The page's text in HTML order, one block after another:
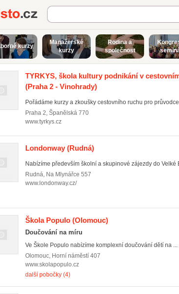
Najisto.cz
kurzy
Manažerské
kurzy
Rodina a
společnost
TYRKYS, škola kultury podnikání v
(Praha 2 - Vinohrady)
Pořádáme kurzy a zkoušky cestovního ruchu pro
Praha 2, Španělská 770
www.tyrkys.cz
Londonway (Rudná)
Nabízíme především školní a skupinové zájezdy do Velké
Rudná, Na Mlynářce 557
www.londonway.cz/
Škola Populo (Olomouc)
Doučování na míru
Ve Škole Populo nabízíme komplexní doučování dětí na ...
Olomouc, Horní náměstí 407
www.skolapopulo.cz
další pobočky (4)